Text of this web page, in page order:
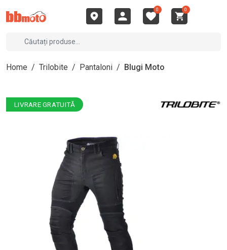
0 0
Home / Trilobite / Pantaloni / Blugi Moto
LIVRARE GRATUITĂ